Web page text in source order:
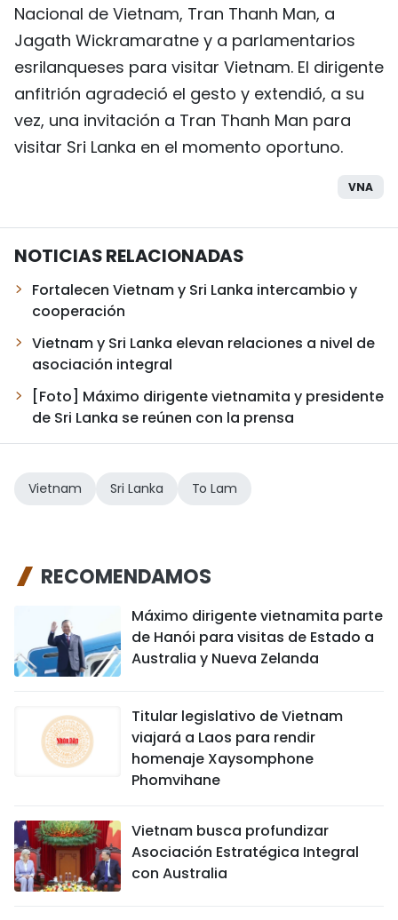
Nacional de Vietnam, Tran Thanh Man, a
Jagath Wickramaratne y a parlamentarios
esrilanqueses para visitar Vietnam. El dirigente
anfitrión agradeció el gesto y extendió, a su
vez, una invitación a Tran Thanh Man para
visitar Sri Lanka en el momento oportuno.
VNA
NOTICIAS RELACIONADAS
Fortalecen Vietnam y Sri Lanka intercambio y
cooperación
Vietnam y Sri Lanka elevan relaciones a nivel de
asociación integral
[Foto] Máximo dirigente vietnamita y presidente
de Sri Lanka se reúnen con la prensa
Vietnam Sri Lanka To Lam
RECOMENDAMOS
Máximo dirigente vietnamita parte
de Hanói para visitas de Estado a
Australia y Nueva Zelanda
Titular legislativo de Vietnam
viajará a Laos para rendir
homenaje Xaysomphone
Phomvihane
Vietnam busca profundizar
Asociación Estratégica Integral
con Australia